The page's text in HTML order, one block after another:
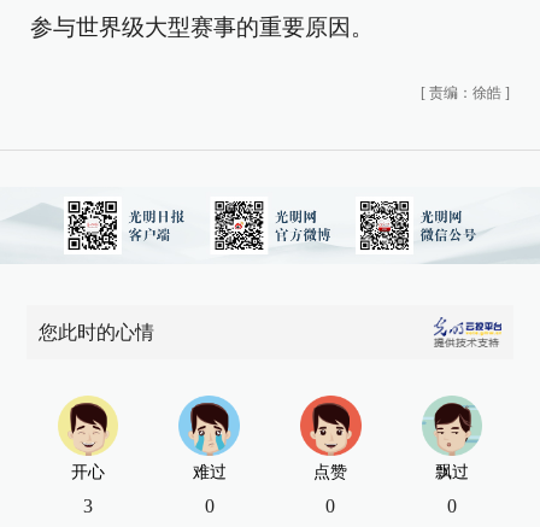
参与世界级大型赛事的重要原因。
[ 责编：徐皓 ]
您此时的心情
开心
3
难过
0
点赞
0
飘过
0